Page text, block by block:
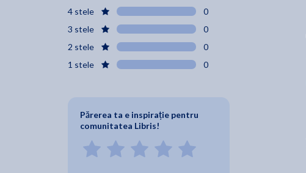
4 stele
0
3 stele
0
2 stele
0
1 stele
0
Părerea ta e inspirație pentru
comunitatea Libris!